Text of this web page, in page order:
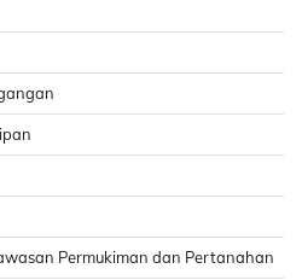
Permukiman dan Pertanahan